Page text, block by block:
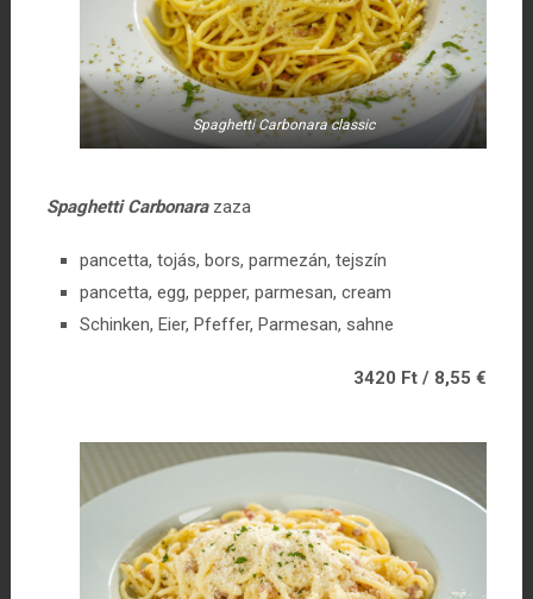
Spaghetti Carbonara classic
Spaghetti Carbonarazaza
pancetta, tojás, bors, parmezán, tejszín
pancetta, egg, pepper, parmesan, cream
Schinken, Eier, Pfeffer, Parmesan, sahne
3420 Ft / 8,55 €